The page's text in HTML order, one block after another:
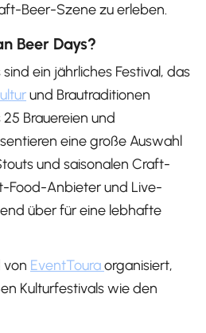
Beer-Szene zu erleben.
Beer Days?
ein jährliches Festival, das
und Brautraditionen
Brauereien und
eine große Auswahl
und saisonalen Craft-
Food-Anbieter und Live-
über für eine lebhafte
von EventTouraorganisiert,
Kulturfestivals wie den